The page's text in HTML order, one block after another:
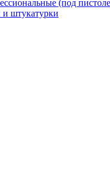
(под
штукатурки